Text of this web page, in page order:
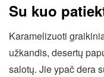
Su kuo
Karamelizuoti
užkandis, desertų
salotų. Jie ypač dera